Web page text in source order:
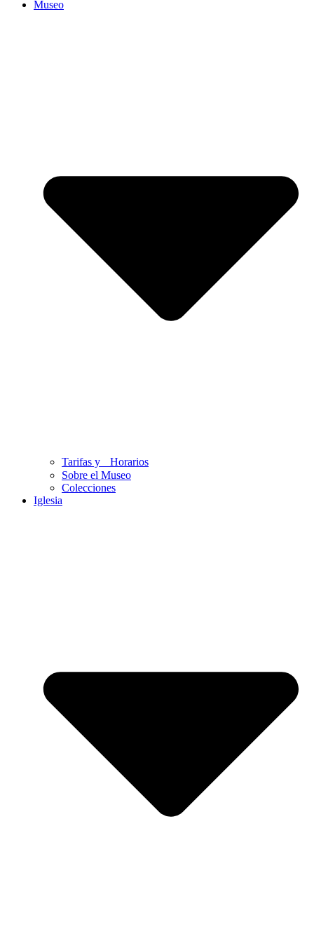
Museo
Tarifas y Horarios
Sobre el Museo
Colecciones
Iglesia